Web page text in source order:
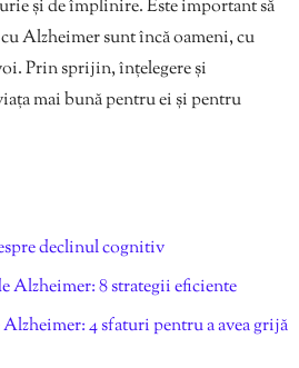
și de împlinire. Este important să
Alzheimer sunt încă oameni, cu
Prin sprijin, înțelegere și
mai bună pentru ei și pentru
declinul cognitiv
Alzheimer: 8 strategii eficiente
4 sfaturi pentru a avea grijă